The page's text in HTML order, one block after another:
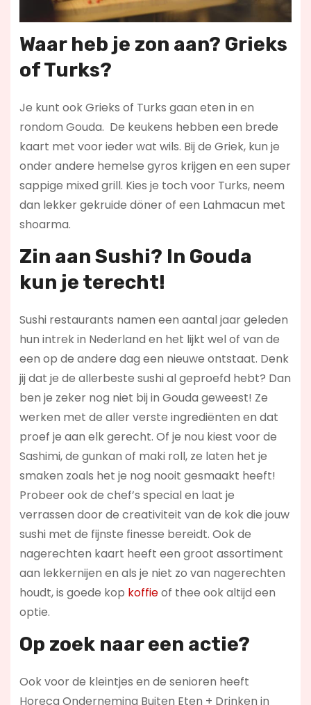
Waar heb je zon aan? Grieks
of Turks?
Je kunt ook Grieks of Turks gaan eten in en
rondom Gouda. De keukens hebben een brede
kaart met voor ieder wat wils. Bij de Griek, kun je
onder andere hemelse gyros krijgen en een super
sappige mixed grill. Kies je toch voor Turks, neem
dan lekker gekruide döner of een Lahmacun met
shoarma.
Zin aan Sushi? In Gouda
kun je terecht!
Sushi restaurants namen een aantal jaar geleden
hun intrek in Nederland en het lijkt wel of van de
een op de andere dag een nieuwe ontstaat. Denk
jij dat je de allerbeste sushi al geproefd hebt? Dan
ben je zeker nog niet bij in Gouda geweest! Ze
werken met de aller verste ingrediënten en dat
proef je aan elk gerecht. Of je nou kiest voor de
Sashimi, de gunkan of maki roll, ze laten het je
smaken zoals het je nog nooit gesmaakt heeft!
Probeer ook de chef’s special en laat je
verrassen door de creativiteit van de kok die jouw
sushi met de fijnste finesse bereidt. Ook de
nagerechten kaart heeft een groot assortiment
aan lekkernijen en als je niet zo van nagerechten
houdt, is goede kop koffieof thee ook altijd een
optie.
Op zoek naar een actie?
Ook voor de kleintjes en de senioren heeft
Horeca Onderneming Buiten Eten + Drinken in